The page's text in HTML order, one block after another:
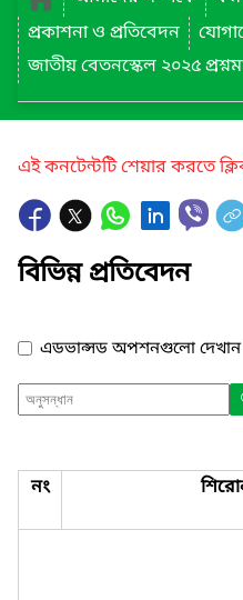
প্রকাশনা ও প্রতিবেদন
জাতীয় বেতনস্কেল ২০২৫
এই কনটেন্টটি শেয়ার করতে
বিভিন্ন প্রতিবেদন
এডভান্সড অপশনগুলো দেখান
নং